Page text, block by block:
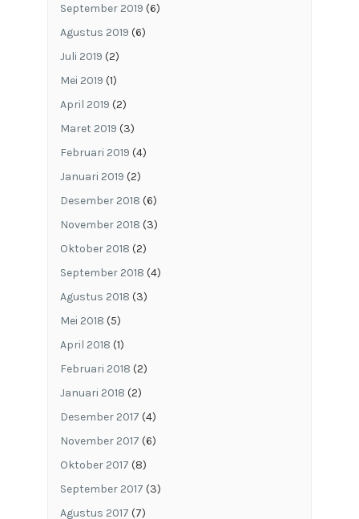
September 2019 (6)
Agustus 2019 (6)
Juli 2019 (2)
Mei 2019 (1)
April 2019 (2)
Maret 2019 (3)
Februari 2019 (4)
Januari 2019 (2)
Desember 2018 (6)
November 2018 (3)
Oktober 2018 (2)
September 2018 (4)
Agustus 2018 (3)
Mei 2018 (5)
April 2018 (1)
Februari 2018 (2)
Januari 2018 (2)
Desember 2017 (4)
November 2017 (6)
Oktober 2017 (8)
September 2017 (3)
Agustus 2017 (7)